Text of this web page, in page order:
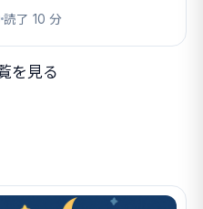
読了 10 分
を見る